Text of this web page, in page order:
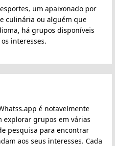
um apaixonado por
culinária ou alguém que
há grupos disponíveis
interesses.
é notavelmente
explorar grupos em várias
pesquisa para encontrar
aos seus interesses. Cada